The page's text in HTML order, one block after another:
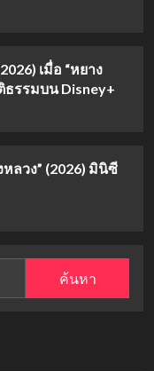
เมื่อ “หยาง
รรมบน Disney+
ลวง” (2026) มินิซี